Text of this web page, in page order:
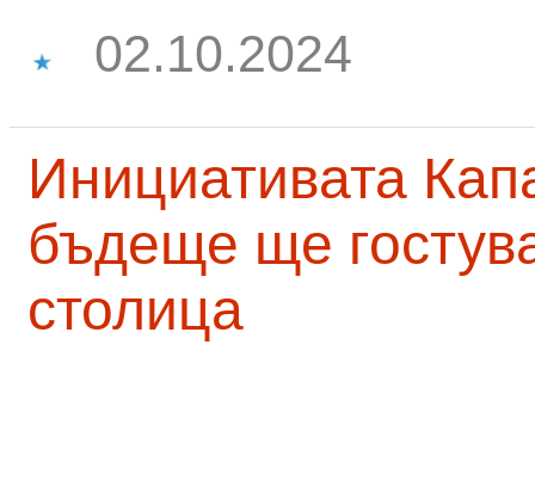
02.10.2024
Инициативата
бъдеще ще
столица